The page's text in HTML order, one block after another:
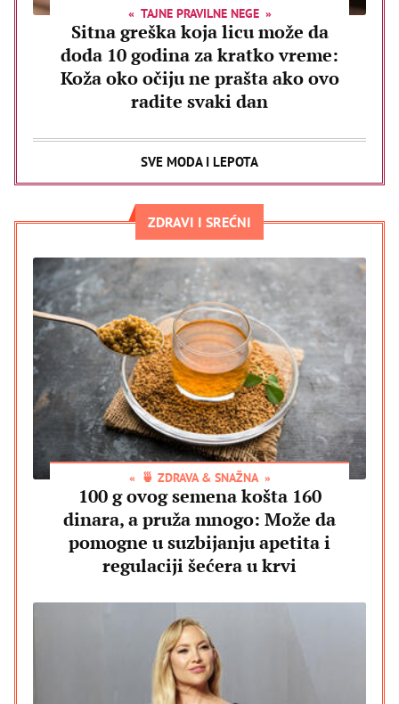
TAJNE PRAVILNE NEGE
Sitna greška koja licu može da
doda 10 godina za kratko vreme:
Koža oko očiju ne prašta ako ovo
radite svaki dan
SVE MODA I LEPOTA
ZDRAVI I SREĆNI
🍵 ZDRAVA & SNAŽNA
100 g ovog semena košta 160
dinara, a pruža mnogo: Može da
pomogne u suzbijanju apetita i
regulaciji šećera u krvi